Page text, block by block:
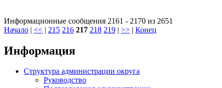
Информационные сообщения 2161 - 2170 из 2651
Начало | << | 215 216 217 218 219 | >> | Конец
Информация
Структура администрации округа
Руководство